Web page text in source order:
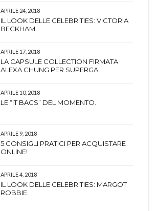
APRILE 24, 2018
IL LOOK DELLE CELEBRITIES: VICTORIA
BECKHAM
APRILE 17, 2018
LA CAPSULE COLLECTION FIRMATA
ALEXA CHUNG PER SUPERGA
APRILE 10, 2018
LE “IT BAGS” DEL MOMENTO.
APRILE 9, 2018
5 CONSIGLI PRATICI PER ACQUISTARE
ONLINE!
APRILE 4, 2018
IL LOOK DELLE CELEBRITIES: MARGOT
ROBBIE.